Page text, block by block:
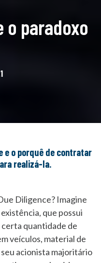
o paradoxo
realizá-la.
Diligence? Imagine
que possui
quantidade de
veículos, material de
acionista majoritário